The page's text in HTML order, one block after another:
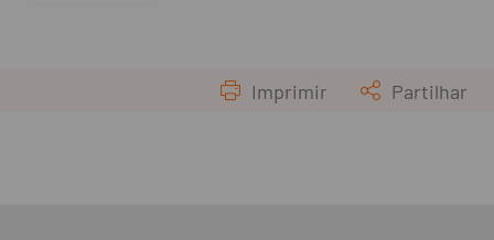
Imprimir Partilhar